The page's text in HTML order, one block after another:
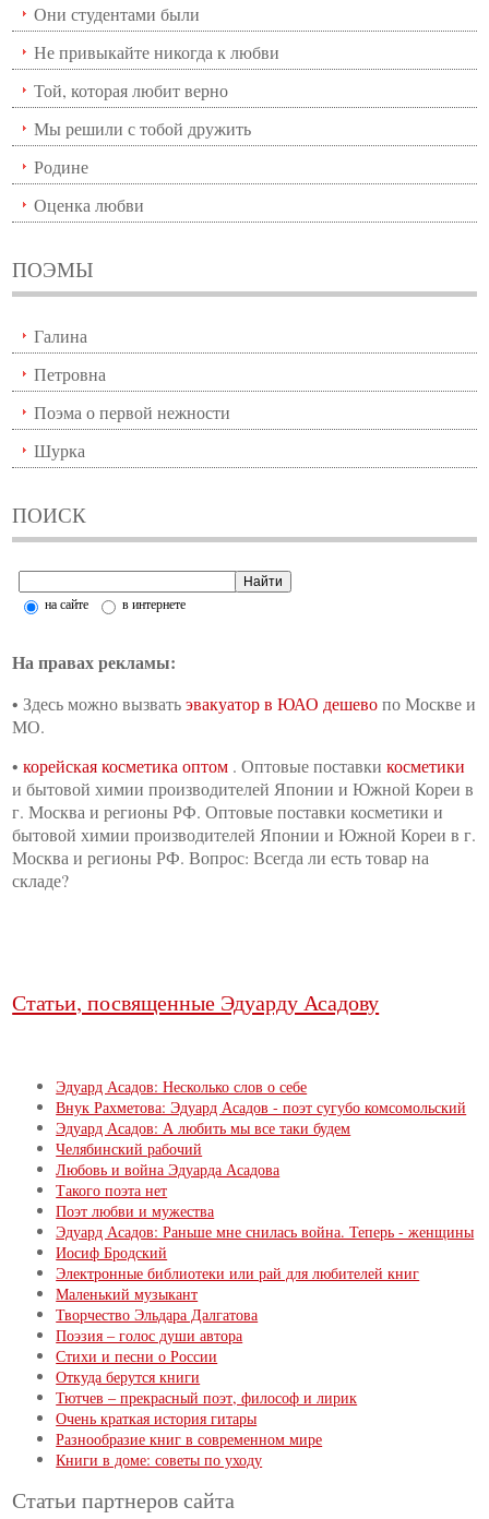
Они студентами были
Не привыкайте никогда к любви
Той, которая любит верно
Мы решили с тобой дружить
Родине
Оценка любви
ПОЭМЫ
Галина
Петровна
Поэма о первой нежности
Шурка
ПОИСК
на сайте в интернете
На правах рекламы:
•Здесь можно вызватьэвакуатор в ЮАО дешевопо Москве и
МО.
•корейская косметика оптом . Оптовые поставкикосметики
и бытовой химии производителей Японии и Южной Кореи в
г. Москва и регионы РФ. Оптовые поставки косметики и
бытовой химии производителей Японии и Южной Кореи в г.
Москва и регионы РФ. Вопрос: Всегда ли есть товар на
складе?
Статьи, посвященные Эдуарду Асадову
Эдуард Асадов: Несколько слов о себе
Внук Рахметова: Эдуард Асадов - поэт сугубо комсомольский
Эдуард Асадов: А любить мы все таки будем
Челябинский рабочий
Любовь и война Эдуарда Асадова
Такого поэта нет
Поэт любви и мужества
Эдуард Асадов: Раньше мне снилась война. Теперь - женщины
Иосиф Бродский
Электронные библиотеки или рай для любителей книг
Маленький музыкант
Творчество Эльдара Далгатова
Поэзия – голос души автора
Стихи и песни о России
Откуда берутся книги
Тютчев – прекрасный поэт, философ и лирик
Очень краткая история гитары
Разнообразие книг в современном мире
Книги в доме: советы по уходу
Статьи партнеров сайта